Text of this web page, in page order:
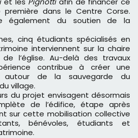
première dans le Centre Corse.
également du soutien de la
cinq étudiants spécialisés en
interviennent sur la chaire
l’église. Au-delà des travaux
contribue à créer une
autour de la sauvegarde du
village.
du projet envisagent désormais
de l’édifice, étape après
sur cette mobilisation collective
bénévoles, étudiants et